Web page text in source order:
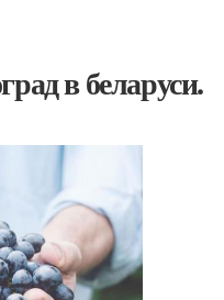
в беларуси.